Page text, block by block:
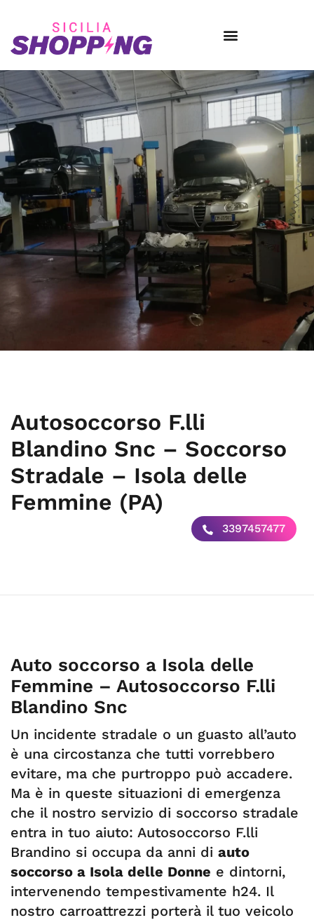
Autosoccorso F.lli
Blandino Snc – Soccorso
Stradale – Isola delle
Femmine (PA)
3397457477
Auto soccorso a Isola delle
Femmine – Autosoccorso F.lli
Blandino Snc
Un incidente stradale o un guasto all’auto
è una circostanza che tutti vorrebbero
evitare, ma che purtroppo può accadere.
Ma è in queste situazioni di emergenza
che il nostro servizio di soccorso stradale
entra in tuo aiuto: Autosoccorso F.lli
Brandino si occupa da anni di auto
soccorso a Isola delle Donne e dintorni,
intervenendo tempestivamente h24. Il
nostro carroattrezzi porterà il tuo veicolo